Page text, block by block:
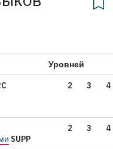
Уровней
2 3 4
SUPP
2 3 4